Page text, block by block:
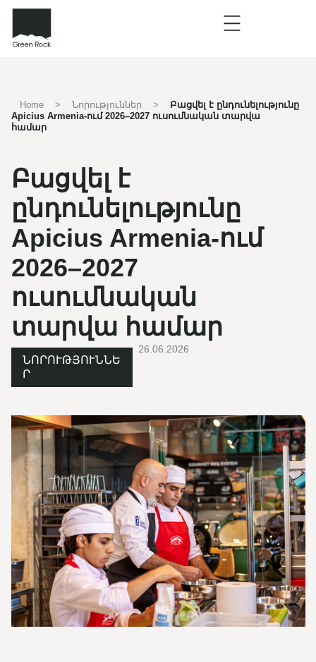
Home > Նորություններ >
Բացվել է ընդունելությունը
Apicius Armenia-ում 2026–2027 ուսումնական տարվա
համար
Բացվել է
ընդունելությունը
Apicius Armenia-ում
2026–2027
ուսումնական
տարվա համար
ՆՈՐՈՒԹՅՈՒՆՆԵ
Ր
26.06.2026